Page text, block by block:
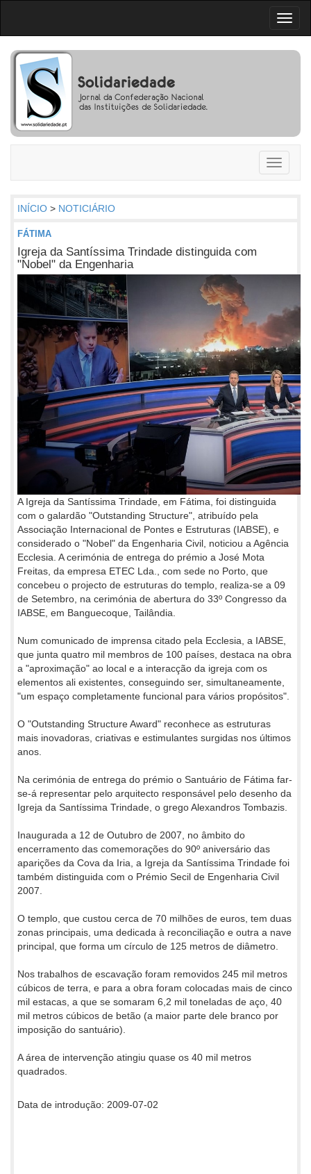
Toggle
INÍCIO > NOTICIÁRIO
FÁTIMA
Igreja da Santíssima Trindade distinguida com
"Nobel" da Engenharia
A Igreja da Santíssima Trindade, em Fátima, foi distinguida
com o galardão "Outstanding Structure", atribuído pela
Associação Internacional de Pontes e Estruturas (IABSE), e
considerado o "Nobel" da Engenharia Civil, noticiou a Agência
Ecclesia. A cerimónia de entrega do prémio a José Mota
Freitas, da empresa ETEC Lda., com sede no Porto, que
concebeu o projecto de estruturas do templo, realiza-se a 09
de Setembro, na cerimónia de abertura do 33º Congresso da
IABSE, em Banguecoque, Tailândia.
Num comunicado de imprensa citado pela Ecclesia, a IABSE,
que junta quatro mil membros de 100 países, destaca na obra
a "aproximação" ao local e a interacção da igreja com os
elementos ali existentes, conseguindo ser, simultaneamente,
"um espaço completamente funcional para vários propósitos".
O "Outstanding Structure Award" reconhece as estruturas
mais inovadoras, criativas e estimulantes surgidas nos últimos
anos.
Na cerimónia de entrega do prémio o Santuário de Fátima far-
se-á representar pelo arquitecto responsável pelo desenho da
Igreja da Santíssima Trindade, o grego Alexandros Tombazis.
Inaugurada a 12 de Outubro de 2007, no âmbito do
encerramento das comemorações do 90º aniversário das
aparições da Cova da Iria, a Igreja da Santíssima Trindade foi
também distinguida com o Prémio Secil de Engenharia Civil
2007.
O templo, que custou cerca de 70 milhões de euros, tem duas
zonas principais, uma dedicada à reconciliação e outra a nave
principal, que forma um círculo de 125 metros de diâmetro.
Nos trabalhos de escavação foram removidos 245 mil metros
cúbicos de terra, e para a obra foram colocadas mais de cinco
mil estacas, a que se somaram 6,2 mil toneladas de aço, 40
mil metros cúbicos de betão (a maior parte dele branco por
imposição do santuário).
A área de intervenção atingiu quase os 40 mil metros
quadrados.
Data de introdução: 2009-07-02